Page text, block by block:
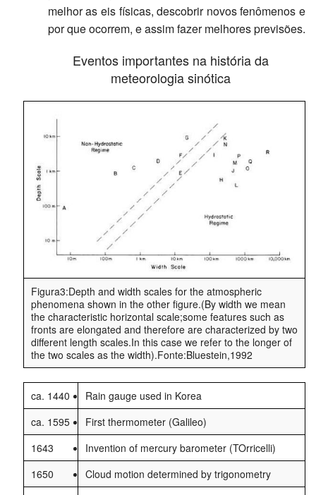
melhor as eis físicas, descobrir novos fenômenos e
por que ocorrem, e assim fazer melhores previsões.
Eventos importantes na história da
meteorologia sinótica
Figura3:Depth and width scales for the atmospheric
phenomena shown in the other figure.(By width we mean
the characteristic horizontal scale;some features such as
fronts are elongated and therefore are characterized by two
different length scales.In this case we refer to the longer of
the two scales as the width).Fonte:Bluestein,1992
ca. 1440
Rain gauge used in Korea
ca. 1595
First thermometer (Galileo)
1643
Invention of mercury barometer (TOrricelli)
1650
Cloud motion determined by trigonometry